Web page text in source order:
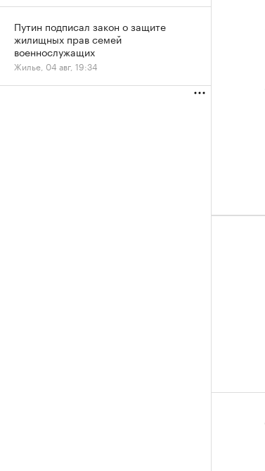
Путин подписал закон о защите
жилищных прав семей
военнослужащих
Жилье, 04 авг, 19:34